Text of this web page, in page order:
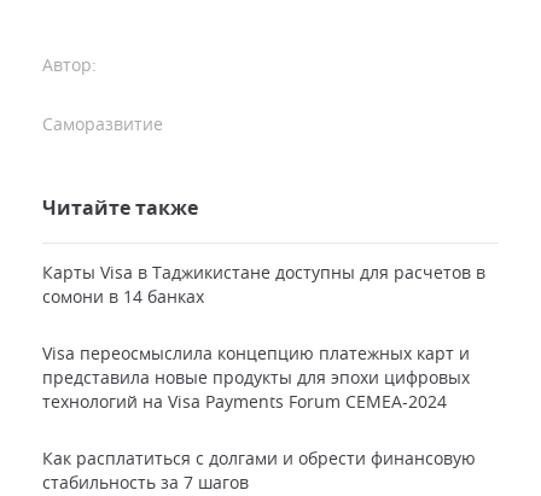
Автор:
Саморазвитие
Читайте также
Карты Visa в Таджикистане доступны для расчетов в
сомони в 14 банках
Visa переосмыслила концепцию платежных карт и
представила новые продукты для эпохи цифровых
технологий на Visa Payments Forum CEMEA-2024
Как расплатиться с долгами и обрести финансовую
стабильность за 7 шагов